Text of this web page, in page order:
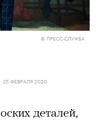
© ПРЕСС-СЛУЖБА
25 ФЕВРАЛЯ 2020
деталей,